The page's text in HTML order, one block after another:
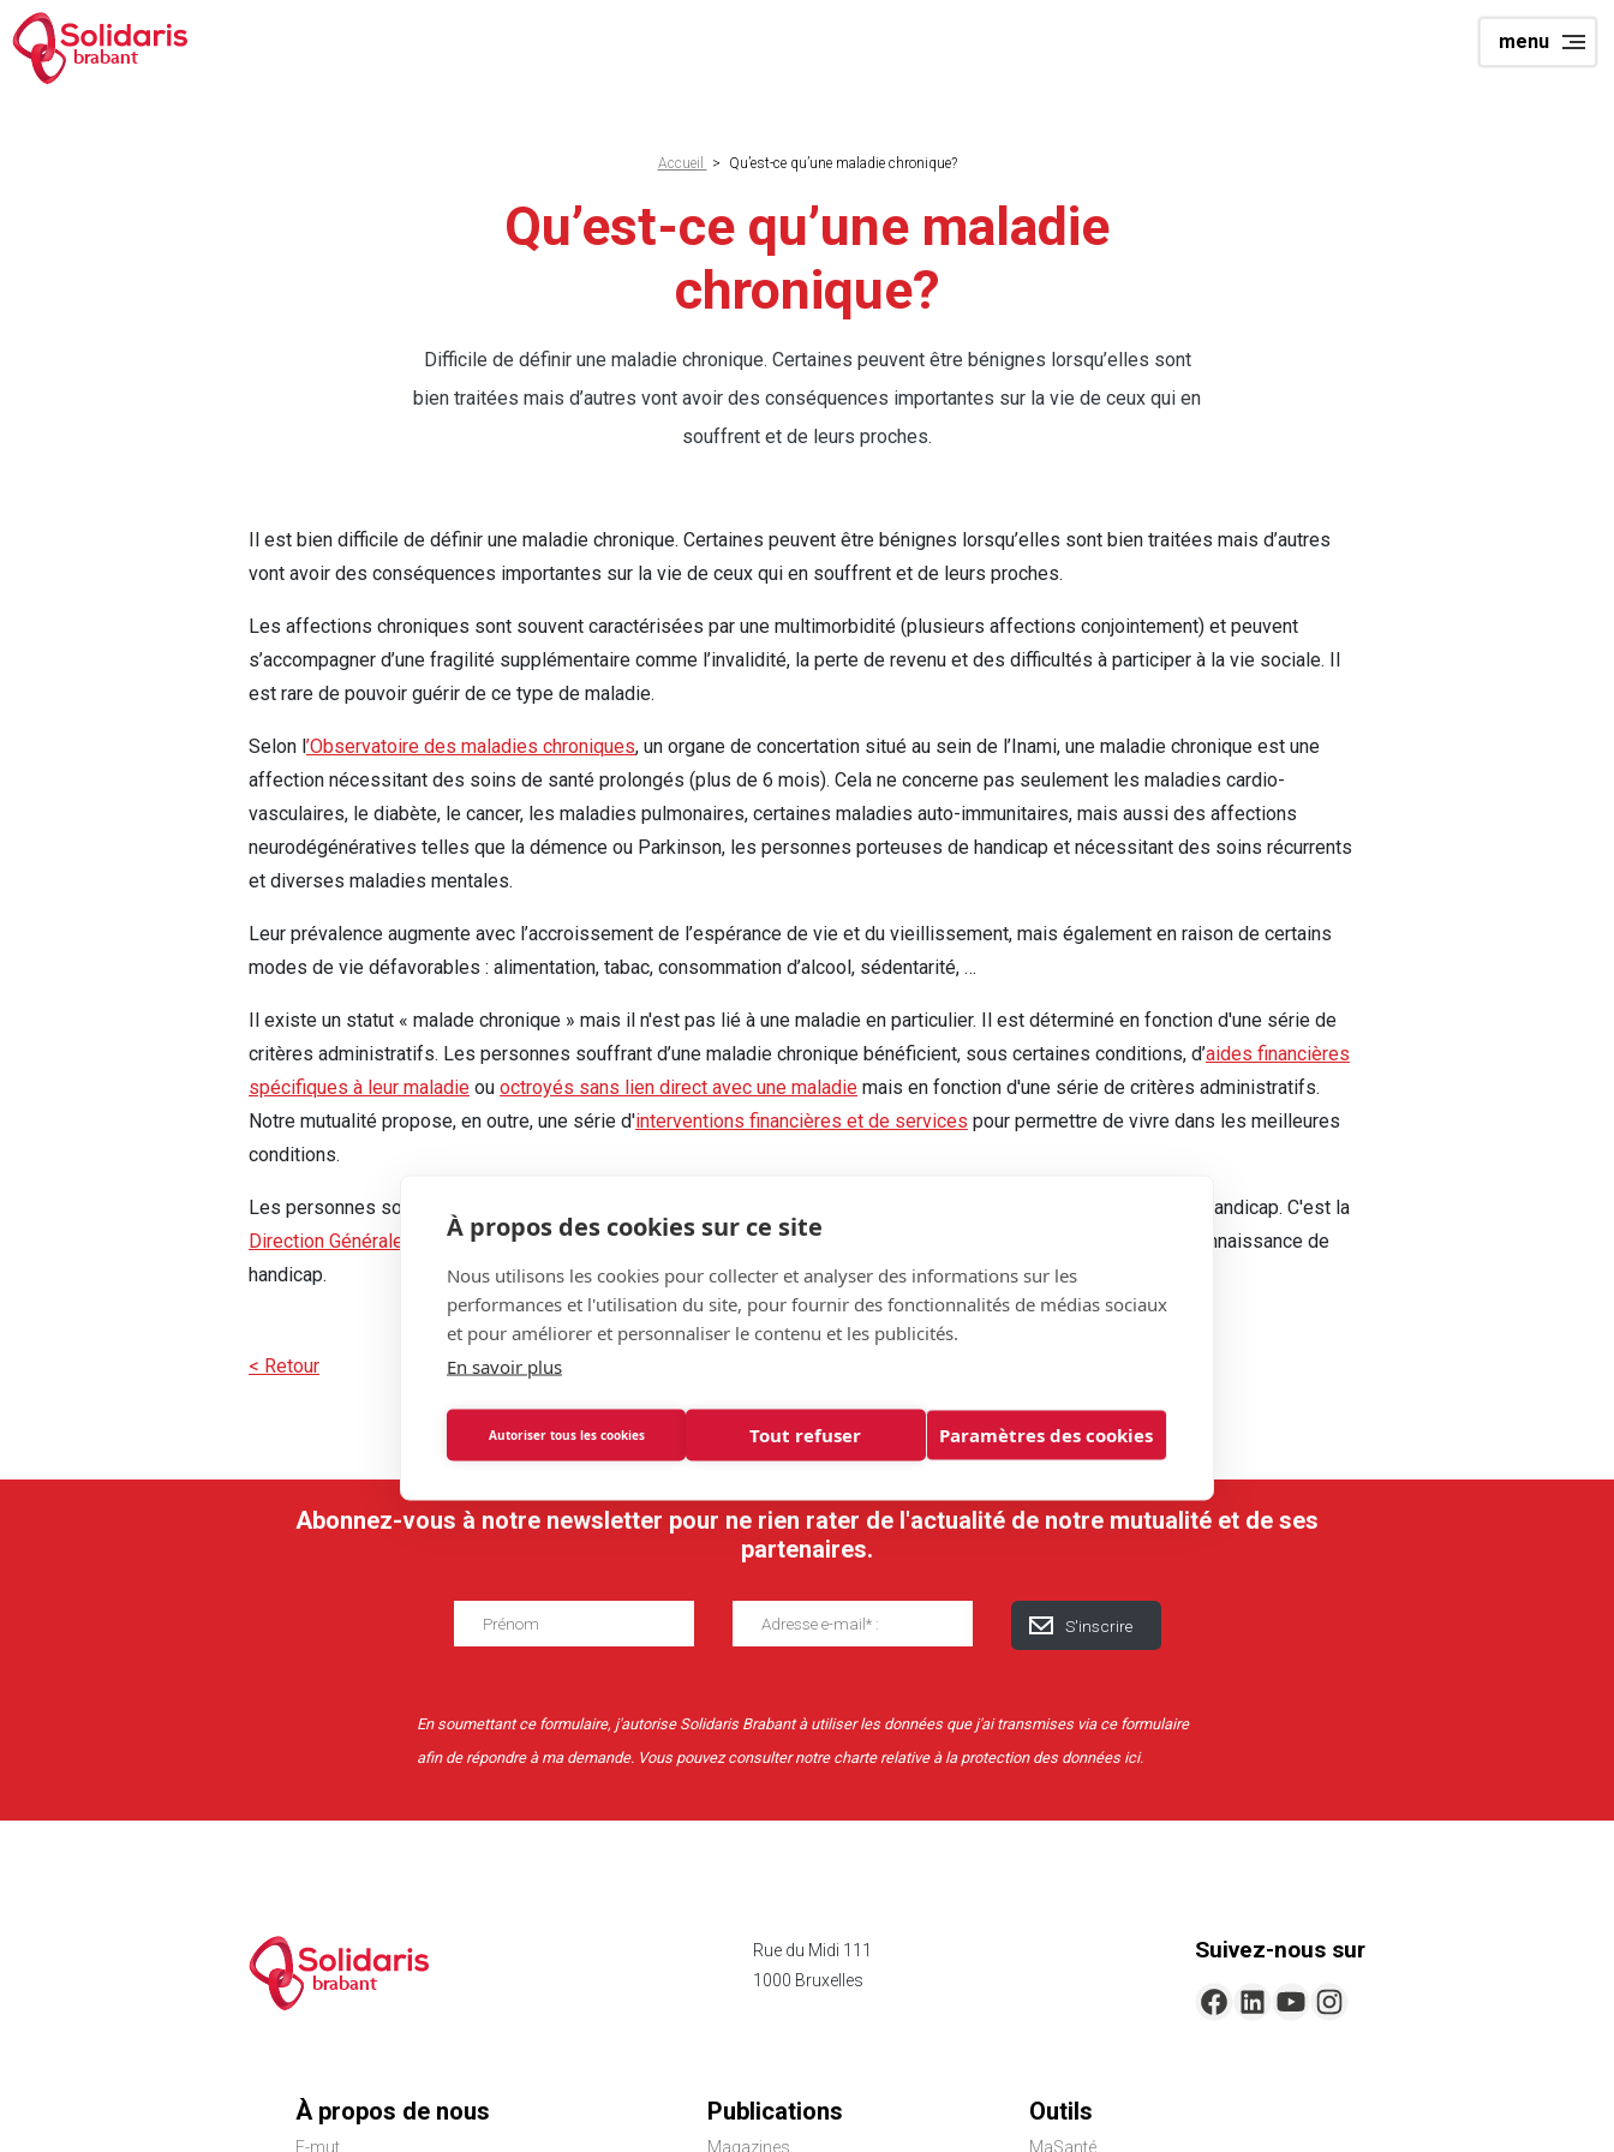
À propos des cookies sur ce site
Nous utilisons les cookies pour collecter et analyser des informations sur les
performances et l'utilisation du site, pour fournir des fonctionnalités de médias sociaux
et pour améliorer et personnaliser le contenu et les publicités.
En savoir plus
Autoriser tous les cookies Tout refuser Paramètres des cookies
Aller
au
contenu
menu
brabant
d'Ariane
Accueil > Qu’est-ce qu’une maladie chronique?
Qu’est-ce qu’une maladie
chronique?
Difficile de définir une maladie chronique. Certaines peuvent être bénignes lorsqu’elles sont
bien traitées mais d’autres vont avoir des conséquences importantes sur la vie de ceux qui en
souffrent et de leurs proches.
Il est bien difficile de définir une maladie chronique. Certaines peuvent être bénignes lorsqu’elles sont bien traitées mais d’autres
vont avoir des conséquences importantes sur la vie de ceux qui en souffrent et de leurs proches.
Les affections chroniques sont souvent caractérisées par une multimorbidité (plusieurs affections conjointement) et peuvent
s’accompagner d’une fragilité supplémentaire comme l’invalidité, la perte de revenu et des difficultés à participer à la vie sociale. Il
est rare de pouvoir guérir de ce type de maladie.
Selon l’Observatoire des maladies chroniques, un organe de concertation situé au sein de l’Inami, une maladie chronique est une
affection nécessitant des soins de santé prolongés (plus de 6 mois). Cela ne concerne pas seulement les maladies cardio-
vasculaires, le diabète, le cancer, les maladies pulmonaires, certaines maladies auto-immunitaires, mais aussi des affections
neurodégénératives telles que la démence ou Parkinson, les personnes porteuses de handicap et nécessitant des soins récurrents
et diverses maladies mentales.
Leur prévalence augmente avec l’accroissement de l’espérance de vie et du vieillissement, mais également en raison de certains
modes de vie défavorables : alimentation, tabac, consommation d’alcool, sédentarité, …
Il existe un statut « malade chronique » mais il n'est pas lié à une maladie en particulier. Il est déterminé en fonction d'une série de
critères administratifs. ​​​​​​Les personnes souffrant d’une maladie chronique bénéficient, sous certaines conditions, d’aides financières
spécifiques à leur maladie ou octroyés sans lien direct avec une maladie mais en fonction d'une série de critères administratifs.
Notre mutualité propose, en outre, une série d'interventions financières et de services pour permettre de vivre dans les meilleures
conditions.
Les personnes souffrant d’une maladie chronique peuvent entrer dans les conditions pour une reconnaissance de handicap. C'est la
Direction Générale Personnes handicapées du SPF Sécurité sociale
qui est responsable de l’attribution de la reconnaissance de
handicap.
< Retour
Abonnez-vous à notre newsletter pour ne rien rater de l'actualité de notre mutualité et de ses
partenaires.
En soumettant ce formulaire, j'autorise Solidaris Brabant à utiliser les données que j'ai transmises via ce formulaire
afin de répondre à ma demande. Vous pouvez consulter notre charte relative à la protection des données ici.
brabant
Rue du Midi 111
1000 Bruxelles
Suivez-nous sur
Menu
À propos de nous
E-mut
Publications
Magazines
Outils
MaSanté